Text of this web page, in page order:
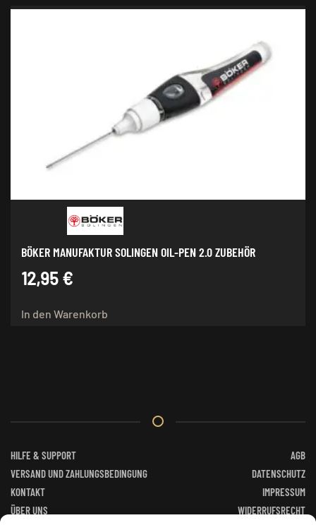
BÖKER MANUFAKTUR SOLINGEN OIL-PEN 2.0 ZUBEHÖR
12,95 €
In den Warenkorb
HILFE & SUPPORT
VERSAND UND ZAHLUNGSBEDINGUNG
KONTAKT
ÜBER UNS
AGB
DATENSCHUTZ
IMPRESSUM
WIDERRUFSRECHT